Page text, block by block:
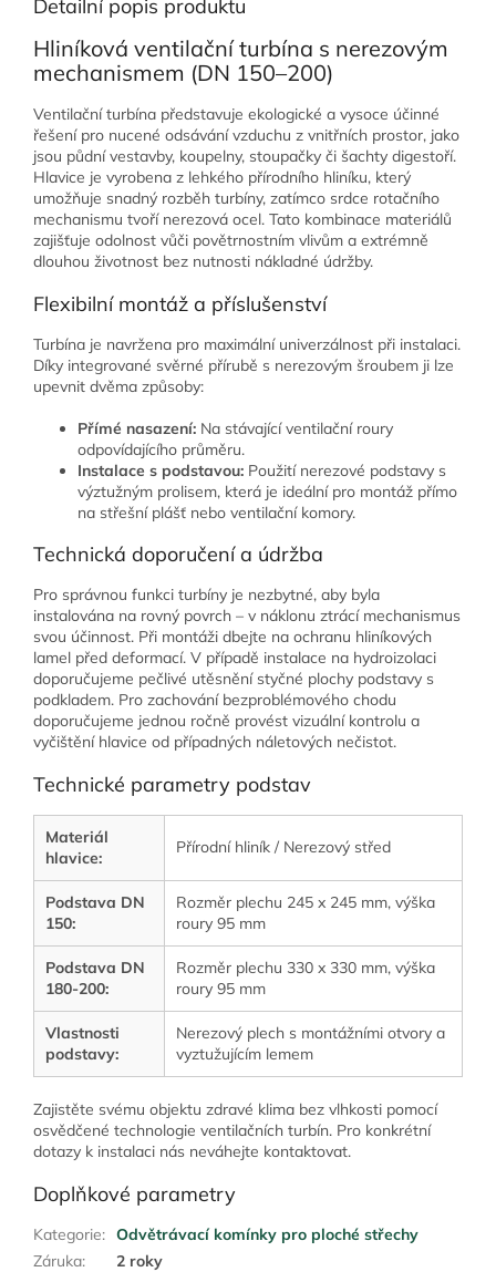
Detailní popis produktu
Hliníková ventilační turbína s nerezovým
mechanismem (DN 150–200)
Ventilační turbína představuje ekologické a vysoce účinné
řešení pro nucené odsávání vzduchu z vnitřních prostor, jako
jsou půdní vestavby, koupelny, stoupačky či šachty digestoří.
Hlavice je vyrobena z lehkého přírodního hliníku, který
umožňuje snadný rozběh turbíny, zatímco srdce rotačního
mechanismu tvoří nerezová ocel. Tato kombinace materiálů
zajišťuje odolnost vůči povětrnostním vlivům a extrémně
dlouhou životnost bez nutnosti nákladné údržby.
Flexibilní montáž a příslušenství
Turbína je navržena pro maximální univerzálnost při instalaci.
Díky integrované svěrné přírubě s nerezovým šroubem ji lze
upevnit dvěma způsoby:
Přímé nasazení: Na stávající ventilační roury
odpovídajícího průměru.
Instalace s podstavou: Použití nerezové podstavy s
výztužným prolisem, která je ideální pro montáž přímo
na střešní plášť nebo ventilační komory.
Technická doporučení a údržba
Pro správnou funkci turbíny je nezbytné, aby byla
instalována na rovný povrch – v náklonu ztrácí mechanismus
svou účinnost. Při montáži dbejte na ochranu hliníkových
lamel před deformací. V případě instalace na hydroizolaci
doporučujeme pečlivé utěsnění styčné plochy podstavy s
podkladem. Pro zachování bezproblémového chodu
doporučujeme jednou ročně provést vizuální kontrolu a
vyčištění hlavice od případných náletových nečistot.
Technické parametry podstav
Materiál
hlavice:
Přírodní hliník / Nerezový střed
Podstava DN
150:
Rozměr plechu 245 x 245 mm, výška
roury 95 mm
Podstava DN
180-200:
Rozměr plechu 330 x 330 mm, výška
roury 95 mm
Vlastnosti
podstavy:
Nerezový plech s montážními otvory a
vyztužujícím lemem
Zajistěte svému objektu zdravé klima bez vlhkosti pomocí
osvědčené technologie ventilačních turbín. Pro konkrétní
dotazy k instalaci nás neváhejte kontaktovat.
Doplňkové parametry
Kategorie: Odvětrávací komínky pro ploché střechy
Záruka:
2 roky